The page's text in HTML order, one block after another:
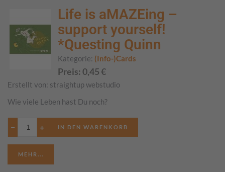
Life is aMAZEing –
support yourself!
*Questing Quinn
Kategorie: (Info-)Cards
Preis: 0,45€
Erstellt von: straightup webstudio
Wie viele Leben hast Du noch?
− +
MEHR...